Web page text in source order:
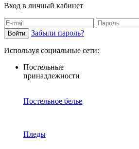
Вход в личный кабинет
Забыли пароль?
Используя социальные сети:
Постельные
принадлежности
Постельное белье
Пледы